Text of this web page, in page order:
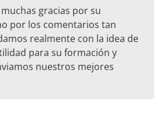
gracias por su
por los comentarios tan
realmente con la idea de
para su formación y
nuestros mejores